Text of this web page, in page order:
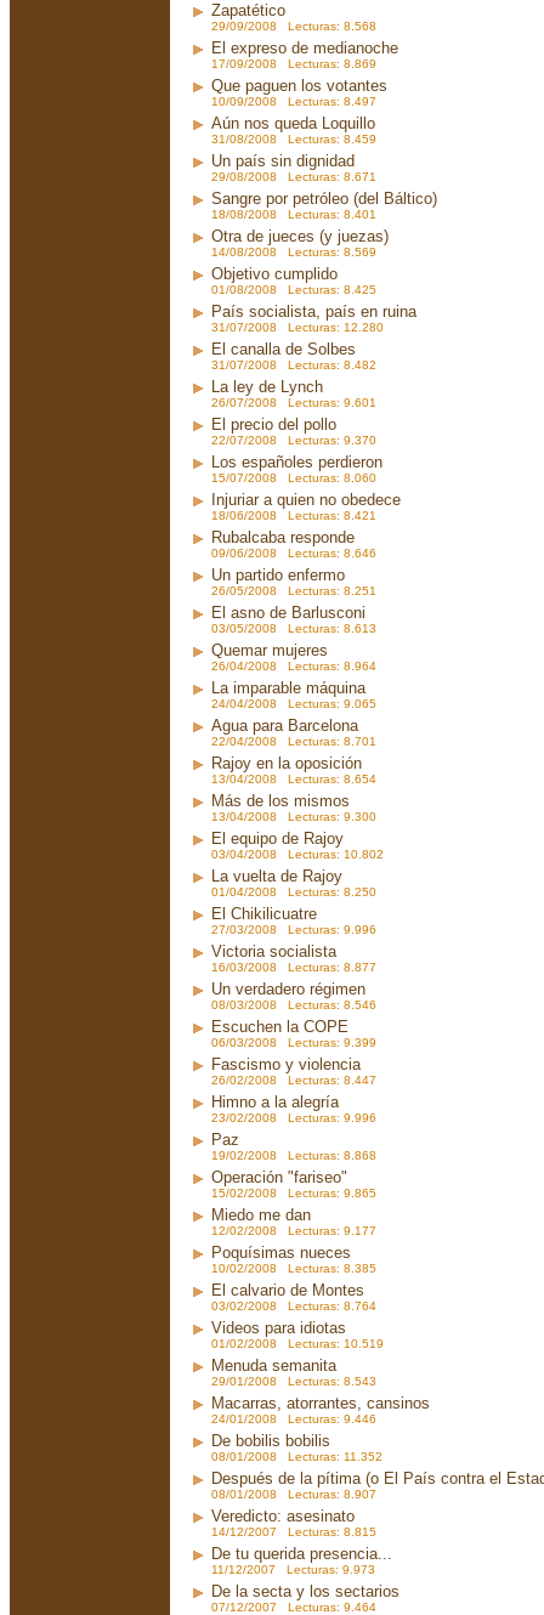
Zapatético
29/09/2008 Lecturas: 8.568
El expreso de medianoche
17/09/2008 Lecturas: 8.869
Que paguen los votantes
10/09/2008 Lecturas: 8.497
Aún nos queda Loquillo
31/08/2008 Lecturas: 8.459
Un país sin dignidad
29/08/2008 Lecturas: 8.671
Sangre por petróleo (del Báltico)
18/08/2008 Lecturas: 8.401
Otra de jueces (y juezas)
14/08/2008 Lecturas: 8.569
Objetivo cumplido
01/08/2008 Lecturas: 8.425
País socialista, país en ruina
31/07/2008 Lecturas: 12.280
El canalla de Solbes
31/07/2008 Lecturas: 8.482
La ley de Lynch
26/07/2008 Lecturas: 9.601
El precio del pollo
22/07/2008 Lecturas: 9.370
Los españoles perdieron
15/07/2008 Lecturas: 8.060
Injuriar a quien no obedece
18/06/2008 Lecturas: 8.421
Rubalcaba responde
09/06/2008 Lecturas: 8.646
Un partido enfermo
26/05/2008 Lecturas: 8.251
El asno de Barlusconi
03/05/2008 Lecturas: 8.613
Quemar mujeres
26/04/2008 Lecturas: 8.964
La imparable máquina
24/04/2008 Lecturas: 9.065
Agua para Barcelona
22/04/2008 Lecturas: 8.701
Rajoy en la oposición
13/04/2008 Lecturas: 8.654
Más de los mismos
13/04/2008 Lecturas: 9.300
El equipo de Rajoy
03/04/2008 Lecturas: 10.802
La vuelta de Rajoy
01/04/2008 Lecturas: 8.250
El Chikilicuatre
27/03/2008 Lecturas: 9.996
Victoria socialista
16/03/2008 Lecturas: 8.877
Un verdadero régimen
08/03/2008 Lecturas: 8.546
Escuchen la COPE
06/03/2008 Lecturas: 9.399
Fascismo y violencia
26/02/2008 Lecturas: 8.447
Himno a la alegría
23/02/2008 Lecturas: 9.996
Paz
19/02/2008 Lecturas: 8.868
Operación "fariseo"
15/02/2008 Lecturas: 9.865
Miedo me dan
12/02/2008 Lecturas: 9.177
Poquísimas nueces
10/02/2008 Lecturas: 8.385
El calvario de Montes
03/02/2008 Lecturas: 8.764
Videos para idiotas
01/02/2008 Lecturas: 10.519
Menuda semanita
29/01/2008 Lecturas: 8.543
Macarras, atorrantes, cansinos
24/01/2008 Lecturas: 9.446
De bobilis bobilis
08/01/2008 Lecturas: 11.352
Después de la pítima (o El País contra el
08/01/2008 Lecturas: 8.907
Veredicto: asesinato
14/12/2007 Lecturas: 8.815
De tu querida presencia...
11/12/2007 Lecturas: 9.973
De la secta y los sectarios
07/12/2007 Lecturas: 9.464